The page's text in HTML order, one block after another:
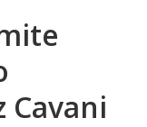
Cavani